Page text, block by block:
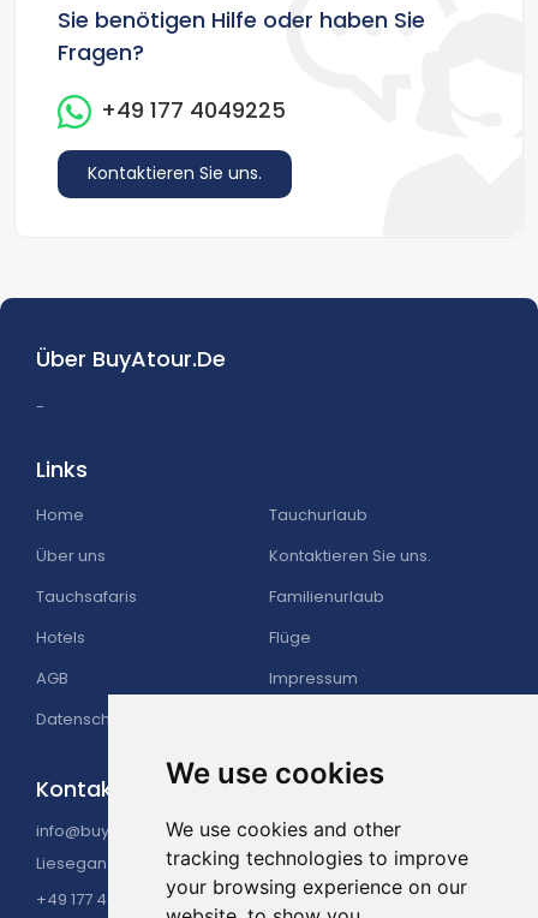
We use cookies
We use cookies and other
tracking technologies to improve
your browsing experience on our
Sie benötigen Hilfe oder haben Sie
Fragen?
+49 177 4049225
Kontaktieren Sie uns.
Über BuyAtour.de
-
Links
Home
Tauchurlaub
Über uns
Kontaktieren Sie uns.
Tauchsafaris
Familienurlaub
Hotels
Flüge
AGB
Impressum
Datenschutzerklärung
Kontaktieren Sie Uns.
info@buyatour.de
Liesegangstraße 16, 40211 Düsseldorf, Germany
+49 177 4049225